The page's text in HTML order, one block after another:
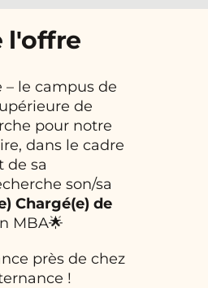
l'offre
– le campus de
de
pour notre
dans le cadre
de sa
son/sa
Chargé(e) de
MBA🌟
près de chez
!